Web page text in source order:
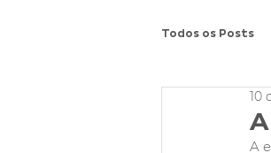
Todos os Posts
10
A